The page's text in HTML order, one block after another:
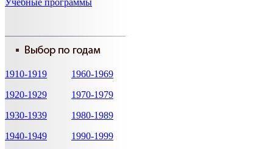
Учебные программы
1910-1919
1960-1969
1920-1929
1970-1979
1930-1939
1980-1989
1940-1949
1990-1999